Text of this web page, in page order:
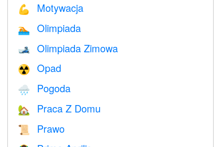
💪 Motywacja
🏊 Olimpiada
🎿 Olimpiada Zimowa
☢️ Opad
🌧 Pogoda
🏡 Praca Z Domu
📜 Prawo